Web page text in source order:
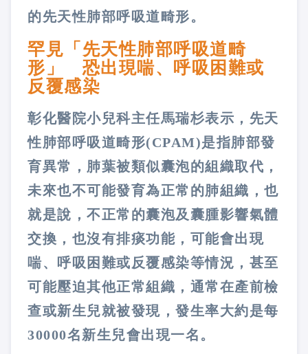
的先天性肺部呼吸道畸形。
罕見「先天性肺部呼吸道畸
形」 恐出現喘、呼吸困難或
反覆感染
彰化醫院小兒科主任馬瑞杉表示，先天
性肺部呼吸道畸形(CPAM)是指肺部發
育異常，肺葉被類似囊泡的組織取代，
未來也不可能發育為正常的肺組織，也
就是說，不正常的囊泡及囊腫影響氣體
交換，也沒有排痰功能，可能會出現
喘、呼吸困難或反覆感染等情況，甚至
可能壓迫其他正常組織，通常在產前檢
查或新生兒就被發現，發生率大約是每
30000名新生兒會出現一名。